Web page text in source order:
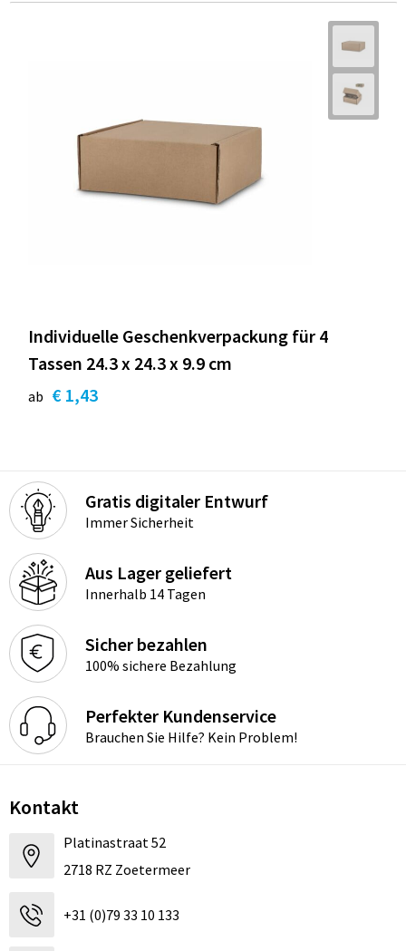
Individuelle Geschenkverpackung für 4
Tassen 24.3 x 24.3 x 9.9 cm
ab € 1,43
Gratis digitaler Entwurf
Immer Sicherheit
Aus Lager geliefert
Innerhalb 14 Tagen
Sicher bezahlen
100% sichere Bezahlung
Perfekter Kundenservice
Brauchen Sie Hilfe? Kein Problem!
Kontakt
Platinastraat 52
2718 RZ Zoetermeer
+31 (0)79 33 10 133